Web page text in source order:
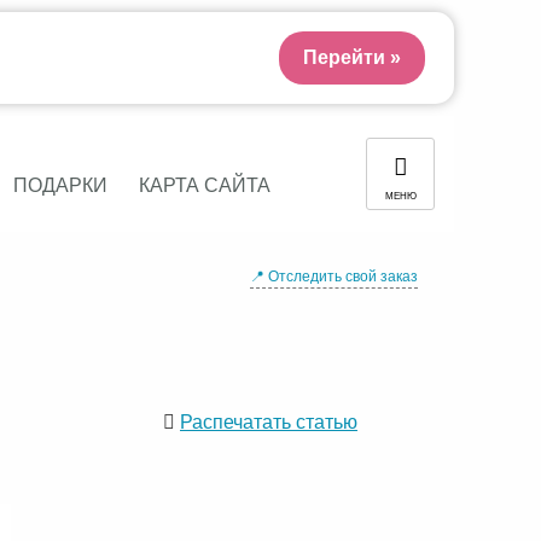
ПОДАРКИ КАРТА САЙТА МЕНЮ
📍 Отследить свой заказ
Распечатать статью
Перейти »